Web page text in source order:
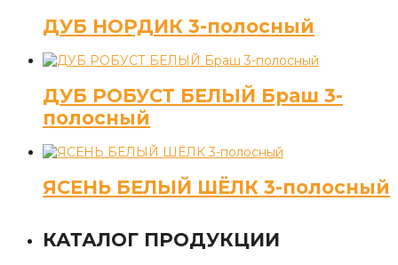
ДУБ НОРДИК 3-полосный
ДУБ РОБУСТ БЕЛЫЙ Браш 3-
полосный
ЯСЕНЬ БЕЛЫЙ ШЁЛК 3-полосный
КАТАЛОГ ПРОДУКЦИИ